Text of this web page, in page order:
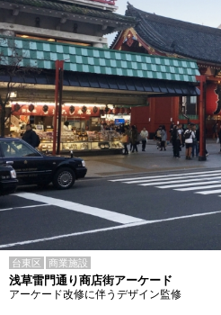
台東区 商業施設
浅草雷門通り商店街アーケード
アーケード改修に伴うデザイン監修